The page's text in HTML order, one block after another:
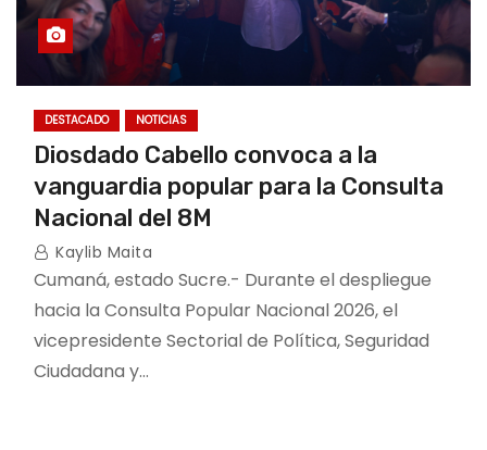
DESTACADO NOTICIAS
Diosdado Cabello convoca a la
vanguardia popular para la Consulta
Nacional del 8M
Kaylib Maita
Cumaná, estado Sucre.- Durante el despliegue
hacia la Consulta Popular Nacional 2026, el
vicepresidente Sectorial de Política, Seguridad
Ciudadana y…